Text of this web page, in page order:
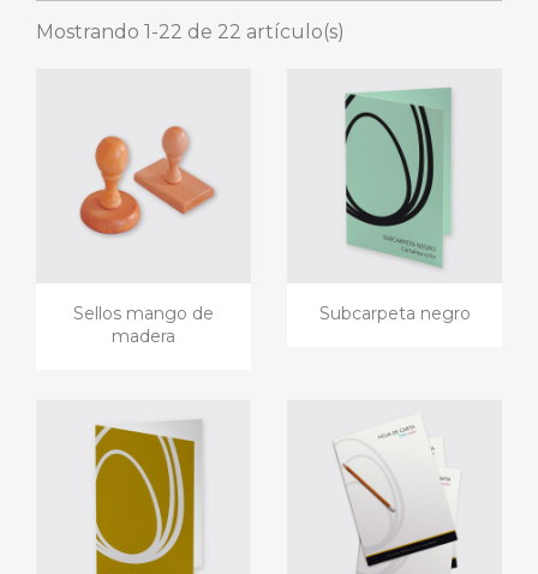
Mostrando 1-22 de 22 artículo(s)
Sellos mango de
madera
Subcarpeta negro